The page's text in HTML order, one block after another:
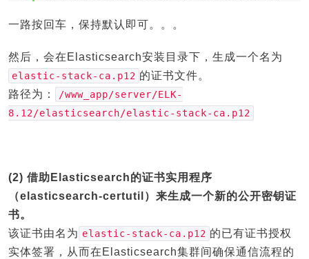
一路按回车，保持默认即可。。。
然后，会在Elasticsearch安装目录下，生成一个名为
elastic-stack-ca.p12 的证书文件。
路径为：
/www_app/server/ELK-
8.12/elasticsearch/elastic-stack-ca.p12
(2) 借助Elasticsearch的证书实用程序
（elasticsearch-certutil）来生成一个新的公开密钥证
书。
该证书由名为 elastic-stack-ca.p12 的已有证书授权
实体签署，从而在Elasticsearch集群间确保通信流程的